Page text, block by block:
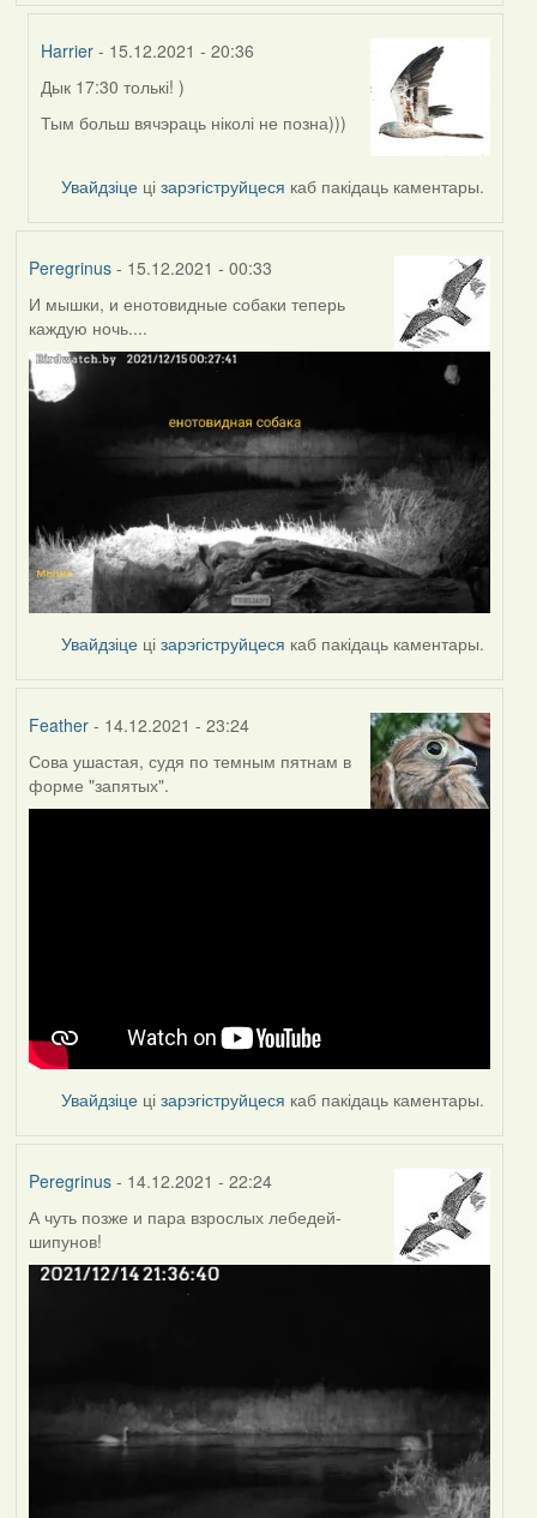
Harrier - 15.12.2021 - 20:36
In
reply
Peregrinus
Дык 17:30 толькі! )
Тым больш вячэраць ніколі не позна)))
Увайдзіце цізарэгіструйцеся каб пакідаць каментары.
Peregrinus- 15.12.2021 - 00:33
И мышки, и енотовидные собаки теперь
каждую ночь....
Увайдзіце цізарэгіструйцеся каб пакідаць каментары.
Feather- 14.12.2021 - 23:24
Сова ушастая, судя по темным пятнам в
форме "запятых".
Увайдзіце цізарэгіструйцеся каб пакідаць каментары.
Peregrinus- 14.12.2021 - 22:24
А чуть позже и пара взрослых лебедей-
шипунов!